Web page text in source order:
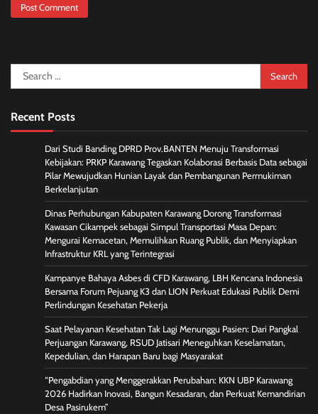
Search
for:
Recent Posts
Dari Studi Banding DPRD Prov.BANTEN Menuju Transformasi
Kebijakan: PRKP Karawang Tegaskan Kolaborasi Berbasis Data sebagai
Pilar Mewujudkan Hunian Layak dan Pembangunan Permukiman
Berkelanjutan
Dinas Perhubungan Kabupaten Karawang Dorong Transformasi
Kawasan Cikampek sebagai Simpul Transportasi Masa Depan:
Mengurai Kemacetan, Memulihkan Ruang Publik, dan Menyiapkan
Infrastruktur KRL yang Terintegrasi
Kampanye Bahaya Asbes di CFD Karawang, LBH Kencana Indonesia
Bersama Forum Pejuang K3 dan LION Perkuat Edukasi Publik Demi
Perlindungan Kesehatan Pekerja
Saat Pelayanan Kesehatan Tak Lagi Menunggu Pasien: Dari Pangkal
Perjuangan Karawang, RSUD Jatisari Meneguhkan Keselamatan,
Kepedulian, dan Harapan Baru bagi Masyarakat
“Pengabdian yang Menggerakkan Perubahan: KKN UBP Karawang
2026 Hadirkan Inovasi, Bangun Kesadaran, dan Perkuat Kemandirian
Desa Pasirukem”